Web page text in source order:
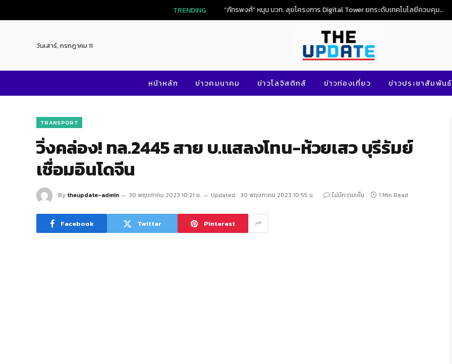
TRENDING “ภัทรพงศ์” หนุน บวท. ลุยโครงการ Digital Tower ยกระดับเทคโนโลยีควบคุมจราจรทางอากาศไทย
วันเสาร์, กรกฎาคม 11
หน้าหลัก ข่าวคมนาคม ข่าวโลจิสติกส์ ข่าวท่องเที่ยว ข่าวประชาสัมพันธ์
TRANSPORT
วิ่งคล่อง! ทล.2445 สาย บ.แสลงโทน-ห้วยเสว บุรีรัมย์
เชื่อมอินโดจีน
By theupdate-admin 30 พฤษภาคม 2023 10:21 น. Updated: 30 พฤษภาคม 2023 10:55 น. ไม่มีความเห็น 1 Min Read
Facebook Twitter Pinterest